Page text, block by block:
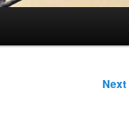
Next